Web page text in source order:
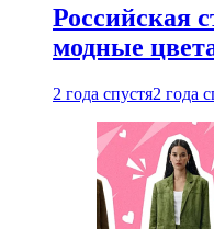
Российская
модные
2 года спустя2 года